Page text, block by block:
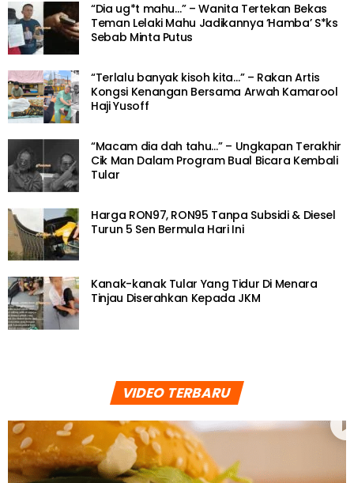
“Dia ug*t mahu…” – Wanita Tertekan Bekas
Teman Lelaki Mahu Jadikannya ‘Hamba’ S*ks
Sebab Minta Putus
“Terlalu banyak kisoh kita…” – Rakan Artis
Kongsi Kenangan Bersama Arwah Kamarool
Haji Yusoff
“Macam dia dah tahu…” – Ungkapan Terakhir
Cik Man Dalam Program Bual Bicara Kembali
Tular
Harga RON97, RON95 Tanpa Subsidi & Diesel
Turun 5 Sen Bermula Hari Ini
Kanak-kanak Tular Yang Tidur Di Menara
Tinjau Diserahkan Kepada JKM
VIDEO TERBARU